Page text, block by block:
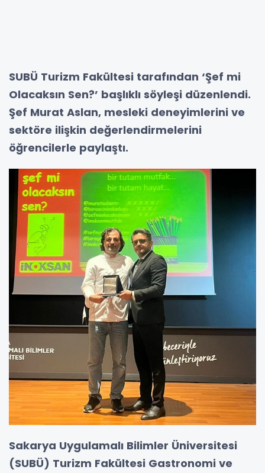
SUBÜ Turizm Fakültesi tarafından ‘Şef mi
Olacaksın Sen?’ başlıklı söyleşi düzenlendi.
Şef Murat Aslan, mesleki deneyimlerini ve
sektöre ilişkin değerlendirmelerini
öğrencilerle paylaştı.
Sakarya Uygulamalı Bilimler Üniversitesi
(SUBÜ) Turizm Fakültesi Gastronomi ve